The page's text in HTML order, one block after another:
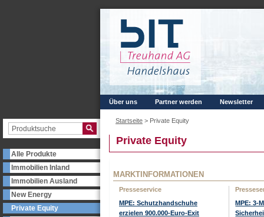
Alle Produkte
Immobilien Inland
Immobilien Ausland
New Energy
Private Equity
Über uns Partner werden Newsletter
Startseite > Private Equity
Private Equity
MARKTINFORMATIONEN
Presseservice
MPE: Schutzhandschuhe
erzielen 900.000-Euro-Exit
MPE: 3-